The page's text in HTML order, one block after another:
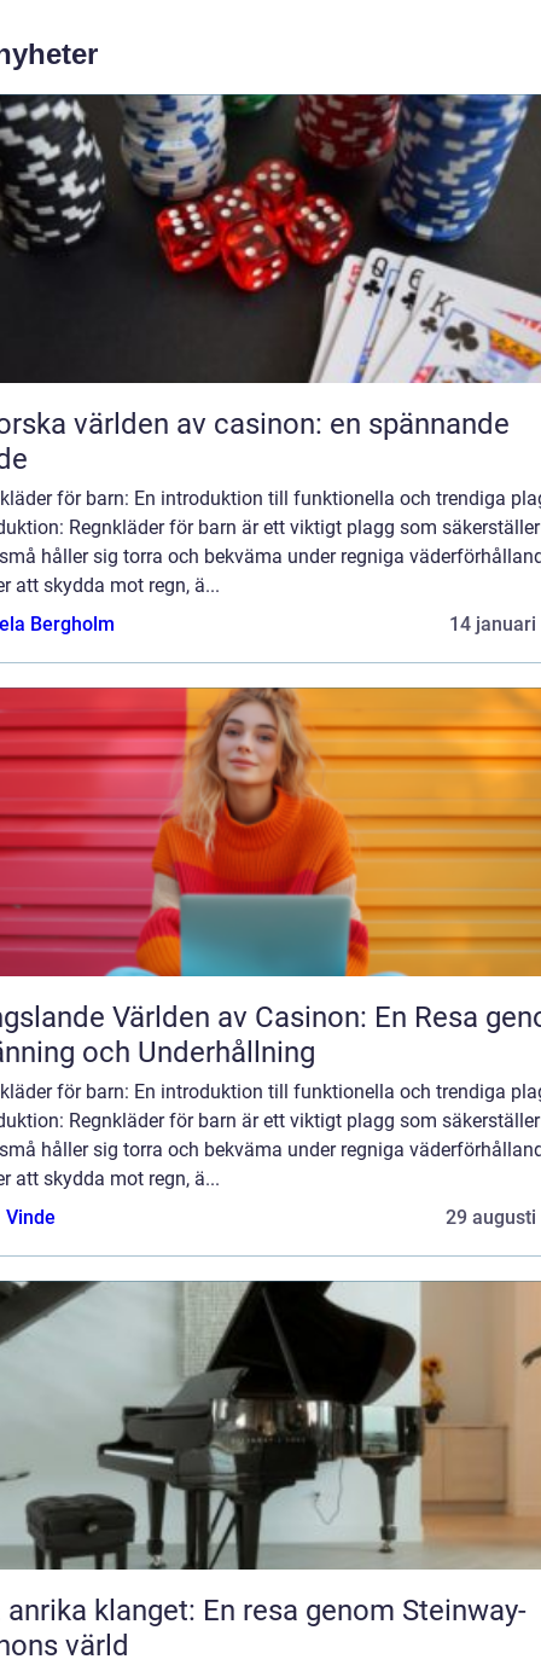
världen av casinon: en spännande
för barn: En introduktion till funktionella och trendiga
Regnkläder för barn är ett viktigt plagg som
håller sig torra och bekväma under regniga
att skydda mot regn, ä...
Bergholm
14 januari
Världen av Casinon: En Resa
och Underhållning
för barn: En introduktion till funktionella och trendiga
Regnkläder för barn är ett viktigt plagg som
håller sig torra och bekväma under regniga
att skydda mot regn, ä...
Vinde
29 augusti
anrika klanget: En resa genom Steinway-
värld